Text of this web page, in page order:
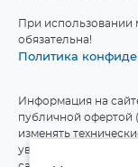
При использовании
обязательна!
Политика
Информация на
публичной офертой
изменять
уведомления.